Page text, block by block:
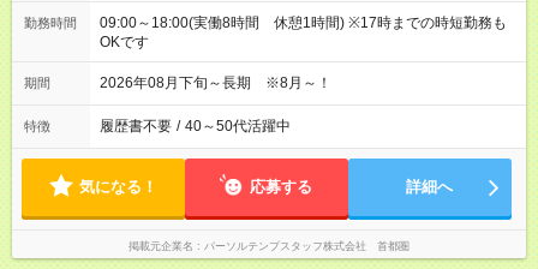
勤務時間
09:00～18:00(実働8時間 休憩1時間) ※17時までの時短勤務も
OKです
期間 2026年08月下旬～長期 ※8月～！
特徴 履歴書不要 / 40～50代活躍中
気になる！ 応募する 詳細へ
掲載元企業名 パーソルテンプスタッフ株式会社 首都圏